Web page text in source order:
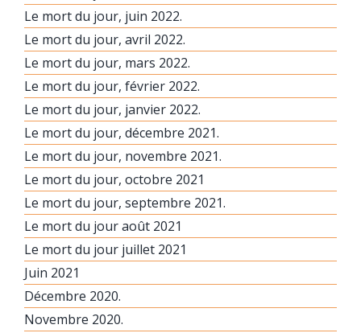
Le mort du jour, juin 2022.
Le mort du jour, avril 2022.
Le mort du jour, mars 2022.
Le mort du jour, février 2022.
Le mort du jour, janvier 2022.
Le mort du jour, décembre 2021.
Le mort du jour, novembre 2021.
Le mort du jour, octobre 2021
Le mort du jour, septembre 2021.
Le mort du jour août 2021
Le mort du jour juillet 2021
Juin 2021
Décembre 2020.
Novembre 2020.